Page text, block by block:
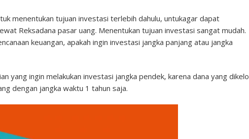
menentukan tujuan investasi terlebih dahulu, untukagar dapat
Reksadana pasar uang. Menentukan tujuan investasi sangat mudah.
keuangan, apakah ingin investasi jangka panjang atau jangka
yang ingin melakukan investasi jangka pendek, karena dana yang
dengan jangka waktu 1 tahun saja.